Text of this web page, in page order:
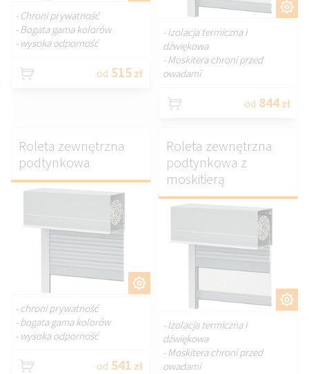
- Chroni prywatność
- Bogata gama kolorów
- wysoka odporność
od 515 zł
DOSTOSUJ.
- Izolacja termiczna i
dźwiękowa
- Moskitera chroni przed
owadami
od 844 zł
DOSTOSUJ.
Roleta zewnętrzna
podtynkowa
- chroni prywatność
- bogata gama kolorów
- wysoka odporność
od 541 zł
DOSTOSUJ.
Roleta zewnętrzna
podtynkowa z
moskitierą
- Izolacja termiczna i
dźwiękowa
- Moskitera chroni przed
owadami